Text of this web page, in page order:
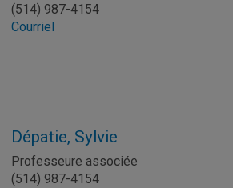
(514) 987-4154
Courriel
Dépatie, Sylvie
Professeure associée
(514) 987-4154